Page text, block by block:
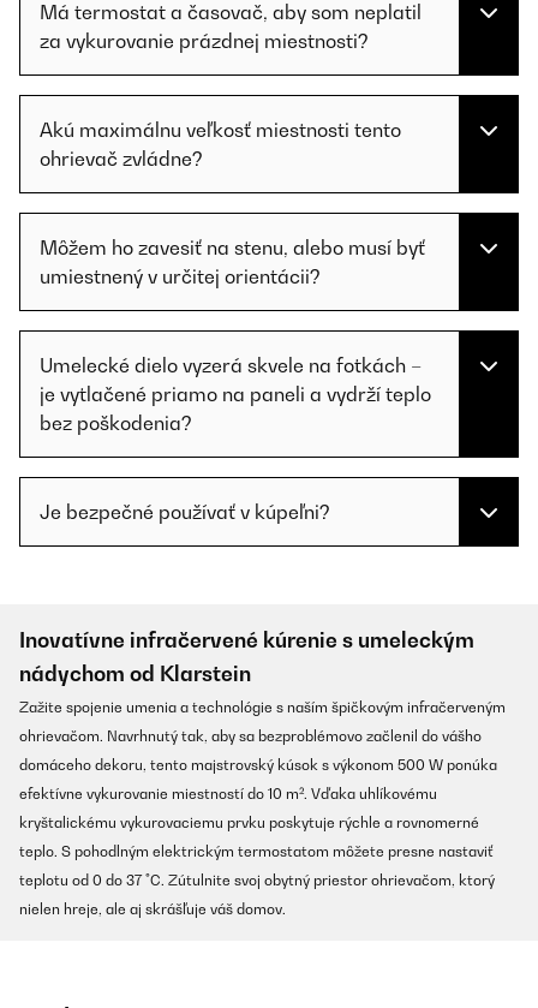
Má termostat a časovač, aby som neplatil
za vykurovanie prázdnej miestnosti?
Akú maximálnu veľkosť miestnosti tento
ohrievač zvládne?
Môžem ho zavesiť na stenu, alebo musí byť
umiestnený v určitej orientácii?
Umelecké dielo vyzerá skvele na fotkách –
je vytlačené priamo na paneli a vydrží teplo
bez poškodenia?
Je bezpečné používať v kúpeľni?
Inovatívne infračervené kúrenie s umeleckým
nádychom od Klarstein
Zažite spojenie umenia a technológie s naším špičkovým infračerveným
ohrievačom. Navrhnutý tak, aby sa bezproblémovo začlenil do vášho
domáceho dekoru, tento majstrovský kúsok s výkonom 500 W ponúka
efektívne vykurovanie miestností do 10 m². Vďaka uhlíkovému
kryštalickému vykurovaciemu prvku poskytuje rýchle a rovnomerné
teplo. S pohodlným elektrickým termostatom môžete presne nastaviť
teplotu od 0 do 37 °C. Zútulnite svoj obytný priestor ohrievačom, ktorý
nielen hreje, ale aj skrášľuje váš domov.